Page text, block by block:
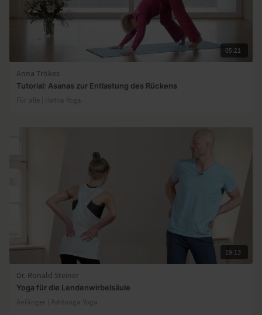
05:21
Anna Trökes
Tutorial: Asanas zur Entlastung des Rückens
Für alle | Hatha Yoga
19:13
Dr. Ronald Steiner
Yoga für die Lendenwirbelsäule
Anfänger | Ashtanga Yoga